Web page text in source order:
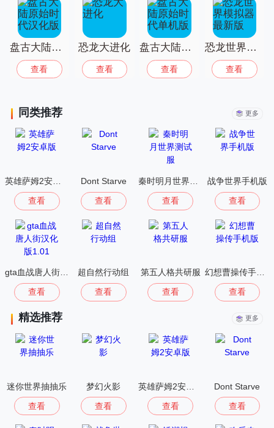
盘古大陆原始时代汉化版
查看
恐龙大进化
查看
盘古大陆原始时代单机版
查看
恐龙世界模拟器最新版
查看
同类推荐 更多
查看
Dont Starve
查看 查看
战争世界手机版
查看
gta血战唐人街汉化版1.01
查看
超自然行动组
查看
第五人格共研服
查看
幻想曹操传手机版
查看
精选推荐 更多
迷你世界抽抽乐
查看
梦幻火影
查看 查看
Dont Starve
查看